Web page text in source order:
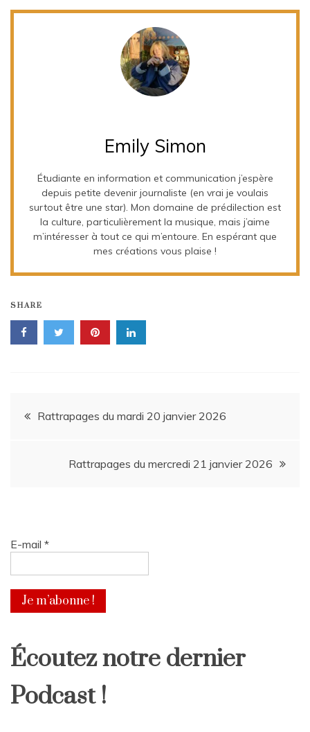
Emily Simon
Étudiante en information et communication j’espère
depuis petite devenir journaliste (en vrai je voulais
surtout être une star). Mon domaine de prédilection est
la culture, particulièrement la musique, mais j’aime
m’intéresser à tout ce qui m’entoure. En espérant que
mes créations vous plaise !
SHARE
Navigation
Rattrapages du mardi 20 janvier 2026
Rattrapages du mercredi 21 janvier 2026
E-mail *
Écoutez notre dernier
Podcast !